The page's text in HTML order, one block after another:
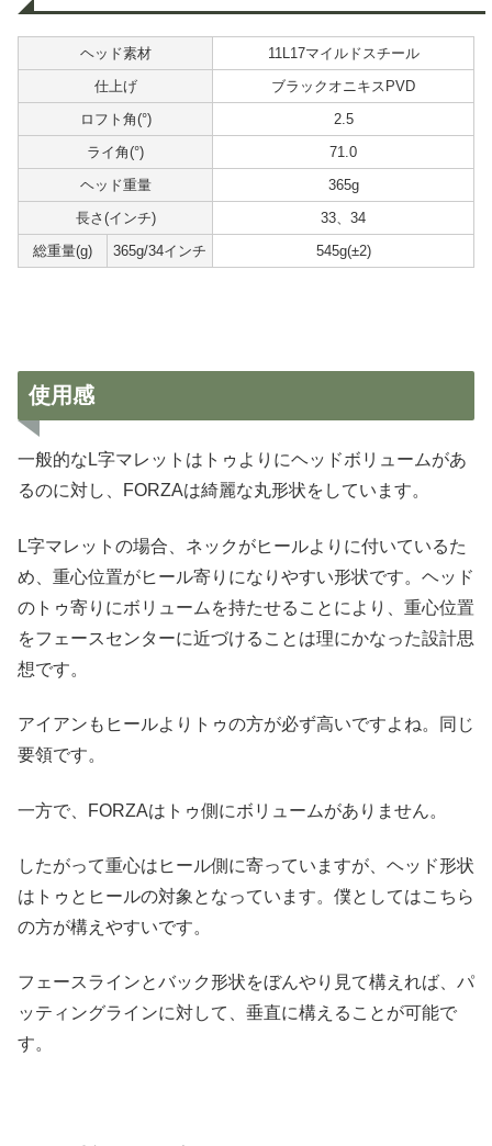
ヘッド素材
11L17マイルドスチール
仕上げ
ブラックオニキスPVD
ロフト角(°)
2.5
ライ角(°)
71.0
ヘッド重量
365g
長さ(インチ)
33、34
総重量(g)
365g/34インチ 545g(±2)
使用感
一般的なL字マレットはトゥよりにヘッドボリュームがあ
るのに対し、FORZAは綺麗な丸形状をしています。
L字マレットの場合、ネックがヒールよりに付いているた
め、重心位置がヒール寄りになりやすい形状です。ヘッド
のトゥ寄りにボリュームを持たせることにより、重心位置
をフェースセンターに近づけることは理にかなった設計思
想です。
アイアンもヒールよりトゥの方が必ず高いですよね。同じ
要領です。
一方で、FORZAはトゥ側にボリュームがありません。
したがって重心はヒール側に寄っていますが、ヘッド形状
はトゥとヒールの対象となっています。僕としてはこちら
の方が構えやすいです。
フェースラインとバック形状をぼんやり見て構えれば、パ
ッティングラインに対して、垂直に構えることが可能で
す。